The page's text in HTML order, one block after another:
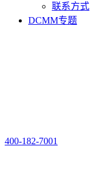
联系方式
DCMM专题
400-182-7001